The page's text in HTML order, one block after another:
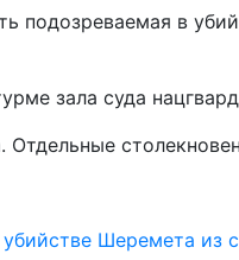
подозреваемая в
зала суда
Шеремета из